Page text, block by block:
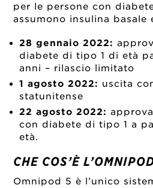
per le persone con
assumono insulina basale
28 gennaio 2022:
diabete di tipo 1 di età
anni – rilascio limitato
1 agosto 2022: uscita
statunitense
22 agosto 2022:
con diabete di tipo 1 a
età.
CHE COS’È
Omnipod 5 è l’unico